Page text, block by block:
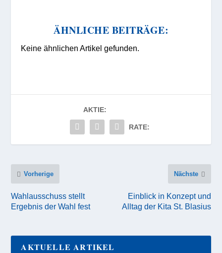
ÄHNLICHE BEITRÄGE:
Keine ähnlichen Artikel gefunden.
AKTIE:
RATE:
Vorherige
Wahlausschuss stellt
Ergebnis der Wahl fest
Nächste
Einblick in Konzept und
Alltag der Kita St. Blasius
AKTUELLE ARTIKEL